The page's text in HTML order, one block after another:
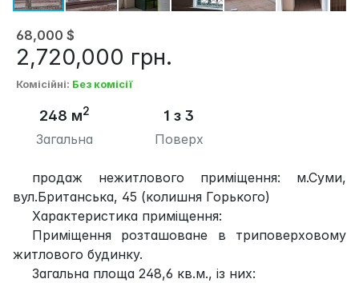
68,000 $
2,720,000 грн.
Комісійні: Без комісії
248 м2
Загальна
1 з 3
Поверх
продаж нежитлового приміщення: м.Суми,
вул.Британська, 45 (колишня Горького)
Характеристика приміщення:
Приміщення розташоване в триповерховому
житлового будинку.
Загальна площа 248,6 кв.м., із них: